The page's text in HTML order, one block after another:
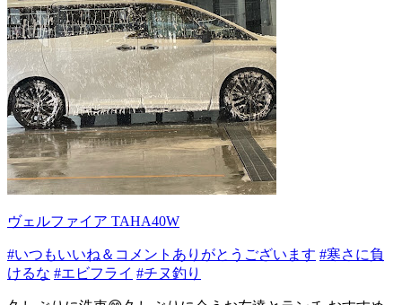
ヴェルファイア TAHA40W
#いつもいいね＆コメントありがとうございます #寒さに負
けるな #エビフライ #チヌ釣り